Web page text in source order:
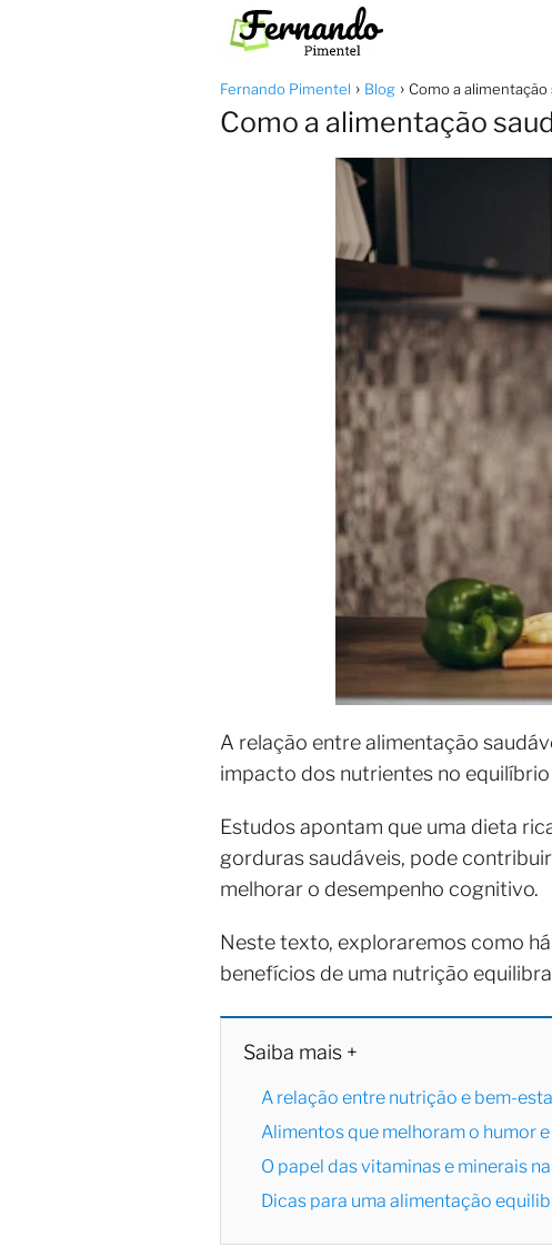
Fernando Pimentel Blog Como a
Como a alimentação
A relação entre alimentação
impacto dos nutrientes no
Estudos apontam que uma dieta
gorduras saudáveis, pode
melhorar o desempenho cognitivo.
Neste texto, exploraremos como
benefícios de uma nutrição
Saiba mais +
A relação entre nutrição e bem-
Alimentos que melhoram o humor
O papel das vitaminas e minerais
Dicas para uma alimentação